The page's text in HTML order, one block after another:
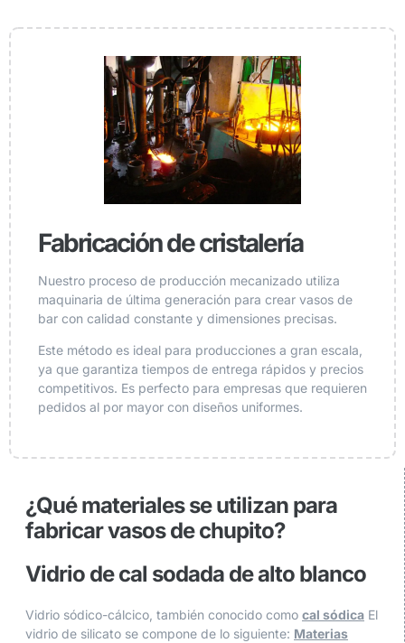
Fabricación de cristalería
Nuestro proceso de producción mecanizado utiliza
maquinaria de última generación para crear vasos de
bar con calidad constante y dimensiones precisas.
Este método es ideal para producciones a gran escala,
ya que garantiza tiempos de entrega rápidos y precios
competitivos. Es perfecto para empresas que requieren
pedidos al por mayor con diseños uniformes.
¿Qué materiales se utilizan para
fabricar vasos de chupito?
Vidrio de cal sodada de alto blanco
Vidrio sódico-cálcico, también conocido como cal sódica El
vidrio de silicato se compone de lo siguiente: Materias